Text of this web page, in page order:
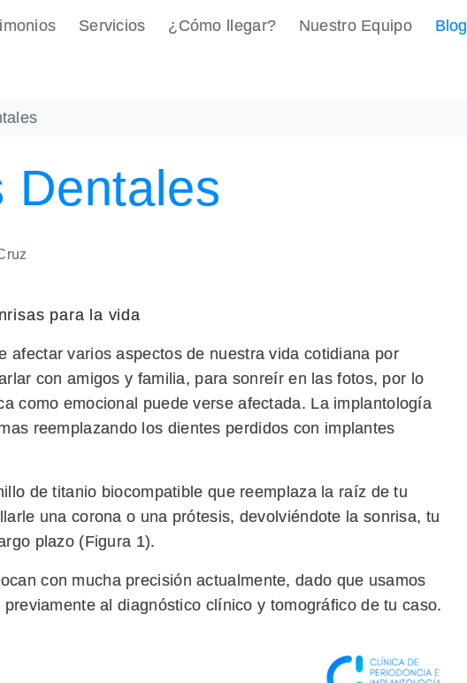
Servicios ¿Cómo llegar? Nuestro Equipo Blog
Dentales
para la vida
afectar varios aspectos de nuestra vida cotidiana por
con amigos y familia, para sonreír en las fotos, por lo
como emocional puede verse afectada. La implantología
reemplazando los dientes perdidos con implantes
de titanio biocompatible que reemplaza la raíz de tu
una corona o una prótesis, devolviéndote la sonrisa, tu
plazo (Figura 1).
con mucha precisión actualmente, dado que usamos
al diagnóstico clínico y tomográfico de tu caso.